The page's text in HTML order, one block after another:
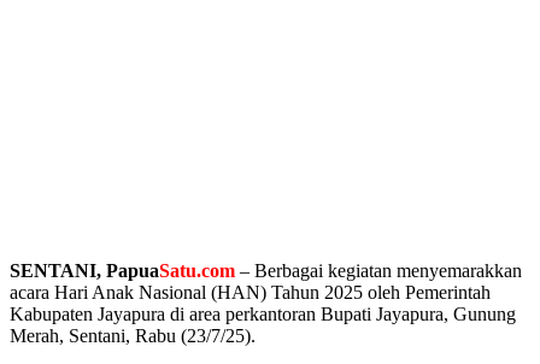
SENTANI, PapuaSatu.com – Berbagai kegiatan menyemarakkan
acara Hari Anak Nasional (HAN) Tahun 2025 oleh Pemerintah
Kabupaten Jayapura di area perkantoran Bupati Jayapura, Gunung
Merah, Sentani, Rabu (23/7/25).